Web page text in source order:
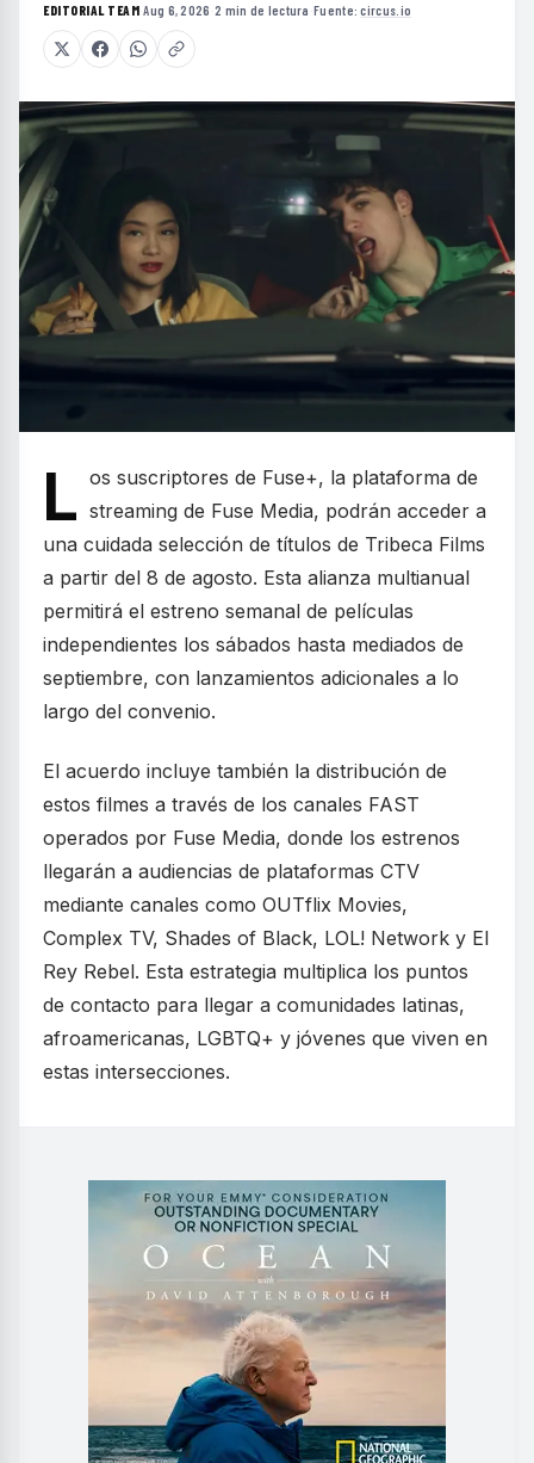
EDITORIAL TEAM·Aug 6, 2026 ·2 min de lectura ·Fuente:circus.io
L os suscriptores de Fuse+, la plataforma de
streaming de Fuse Media, podrán acceder a
una cuidada selección de títulos de Tribeca Films
a partir del 8 de agosto. Esta alianza multianual
permitirá el estreno semanal de películas
independientes los sábados hasta mediados de
septiembre, con lanzamientos adicionales a lo
largo del convenio.
El acuerdo incluye también la distribución de
estos filmes a través de los canales FAST
operados por Fuse Media, donde los estrenos
llegarán a audiencias de plataformas CTV
mediante canales como OUTflix Movies,
Complex TV, Shades of Black, LOL! Network y El
Rey Rebel. Esta estrategia multiplica los puntos
de contacto para llegar a comunidades latinas,
afroamericanas, LGBTQ+ y jóvenes que viven en
estas intersecciones.